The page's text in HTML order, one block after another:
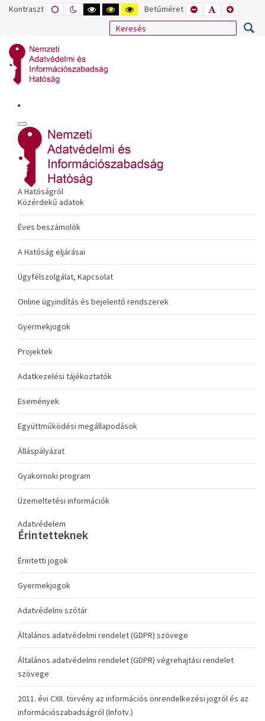
Kontraszt ALAPÉRTELMEZETT
MÓD
ÉJSZAKAI
MÓD
NAGY
KONTRASZTÚ
FEKETE-
FEHÉR
NAGY
KONTRASZTÚ
FEKETE
SÁRGA
NAGY
KONTRASZTÚ
SÁRGA
FEKETE
Betűméret KISEBB
BETŰTÍPUS
BEÁLLÍTÁSA
BETŰMÉRET
BEÁLLÍTÁSA
A Hatóságról
Közérdekű adatok
Éves beszámolók
A Hatóság eljárásai
Ügyfélszolgálat, Kapcsolat
Online ügyindítás és bejelentő rendszerek
Gyermekjogok
Projektek
Adatkezelési tájékoztatók
Események
Együttműködési megállapodások
Álláspályázat
Gyakornoki program
Üzemeltetési információk
Adatvédelem
Érintetteknek
Érintetti jogok
Gyermekjogok
Adatvédelmi szótár
Általános adatvédelmi rendelet (GDPR) szövege
Általános adatvédelmi rendelet (GDPR) végrehajtási rendelet
szövege
2011. évi CXII. törvény az információs önrendelkezési jogról és az
információszabadságról (Infotv.)